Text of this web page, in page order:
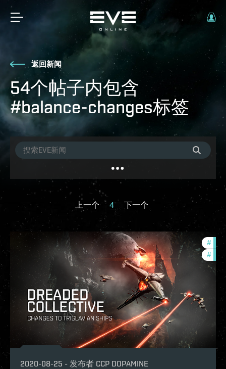
返回新闻
54个帖子内包含
#balance-changes标签
上一个 4 下一个
#
#
2020-08-25 - 发布者 CCP DOPAMINE